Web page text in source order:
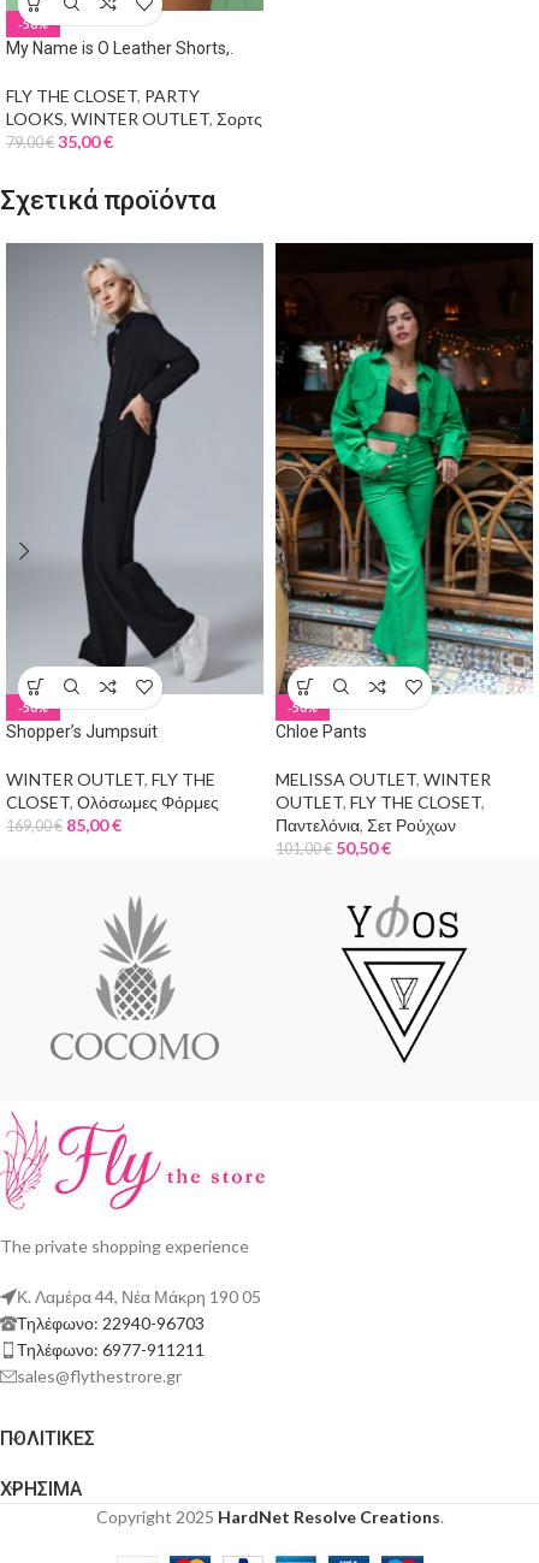
-56%
My Name is O Leather Shorts,.
FLY THE CLOSET, PARTY
LOOKS, WINTER OUTLET, Σορτς
79,00€ 35,00€
Σχετικά προϊόντα
-50%
Shopper’s Jumpsuit
WINTER OUTLET, FLY THE
CLOSET, Ολόσωμες Φόρμες
169,00€ 85,00€
-50%
Chloe Pants
MELISSA OUTLET, WINTER
OUTLET, FLY THE CLOSET,
Παντελόνια, Σετ Ρούχων
101,00€ 50,50€
The private shopping experience
Κ. Λαμέρα 44, Νέα Μάκρη 190 05
Τηλέφωνο: 22940-96703
Τηλέφωνο: 6977-911211
sales@flythestrore.gr
ΠΟΛΙΤΙΚΕΣ
ΧΡΗΣΙΜΑ
Copyright 2025 HardNet Resolve Creations.